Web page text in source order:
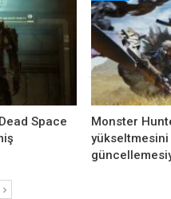
Space
Monster